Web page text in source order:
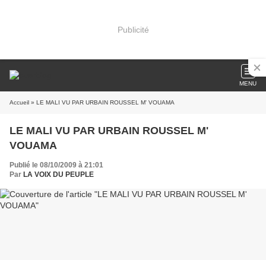
Publicité
MENU
Accueil » LE MALI VU PAR URBAIN ROUSSEL M' VOUAMA
LE MALI VU PAR URBAIN ROUSSEL M'
VOUAMA
Publié le 08/10/2009 à 21:01
Par LA VOIX DU PEUPLE